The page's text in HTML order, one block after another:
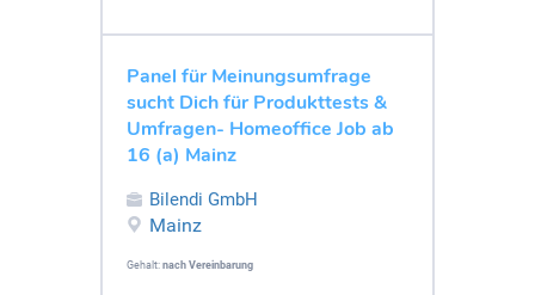
Panel für Meinungsumfrage
sucht Dich für Produkttests &
Umfragen- Homeoffice Job ab
16 (a) Mainz
Bilendi GmbH
Mainz
Gehalt: nach Vereinbarung